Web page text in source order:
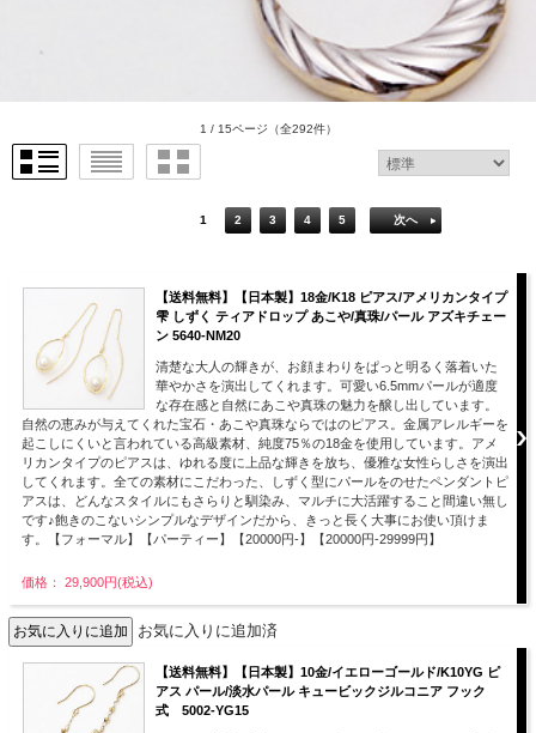
1 / 15ページ （全292件）
1 2 3 4 5 次へ
【送料無料】【日本製】18金/K18 ピアス/アメリカンタイプ
雫 しずく ティアドロップ あこや/真珠/パール アズキチェー
ン 5640-NM20
清楚な大人の輝きが、お顔まわりをぱっと明るく落着いた
華やかさを演出してくれます。可愛い6.5mmパールが適度
な存在感と自然にあこや真珠の魅力を醸し出しています。
自然の恵みが与えてくれた宝石・あこや真珠ならではのピアス。金属アレルギーを
起こしにくいと言われている高級素材、純度75％の18金を使用しています。アメ
リカンタイプのピアスは、ゆれる度に上品な輝きを放ち、優雅な女性らしさを演出
してくれます。全ての素材にこだわった、しずく型にパールをのせたペンダントピ
アスは、どんなスタイルにもさらりと馴染み、マルチに大活躍すること間違い無し
です♪飽きのこないシンプルなデザインだから、きっと長く大事にお使い頂けま
す。【フォーマル】【パーティー】【20000円-】【20000円-29999円】
価格： 29,900円(税込)
お気に入りに追加済
【送料無料】【日本製】10金/イエローゴールド/K10YG ピ
アス パール/淡水パール キュービックジルコニア フック
式 5002-YG15